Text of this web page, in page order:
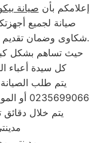
إعلامكم بأن صيانة
صيانة لجميع
شكاوى وضمان تقديم خدمة جيدة للاستفادة المثلى من خدماتنا.
حيث تساهم بشكل
كل سيدة أعباء
يتم طلب
يتم خلال